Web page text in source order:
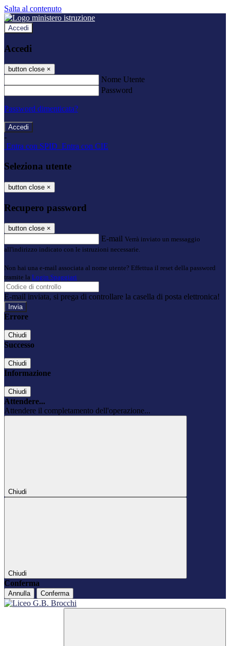
Salta al contenuto
Accedi
Accedi
button close ×
Nome Utente
Password
Password dimenticata?
-
Entra con SPID Entra con CIE
Seleziona utente
button close ×
Recupero password
button close ×
E-mail Verrà inviato un messaggio
all'indirizzo indicato con le istruzioni necessarie.
Non hai una e-mail associata al nome utente? Effettua il reset della password
tramite la Login Spaggiari
E-mail inviata, si prega di controllare la casella di posta elettronica!
Errore
Chiudi
Successo
Chiudi
Informazione
Chiudi
Attendere...
Attendere il completamento dell'operazione...
Chiudi
Chiudi
Conferma
Annulla Conferma